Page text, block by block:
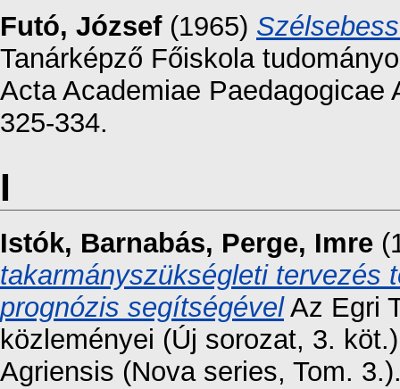
Futó, József(1965)
Tanárképző Főiskola
Acta Academiae Paedagogicae
325-334.
I
Istók, Barnabás, Perge, Imre
takarmányszükségleti tervezés
prognózis segítségévelAz Egri
közleményei (Új sorozat, 3.
Agriensis (Nova series, Tom.